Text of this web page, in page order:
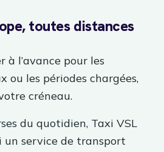
toutes distances
à l’avance pour les
ou les périodes chargées,
créneau.
du quotidien, Taxi VSL
un service de transport